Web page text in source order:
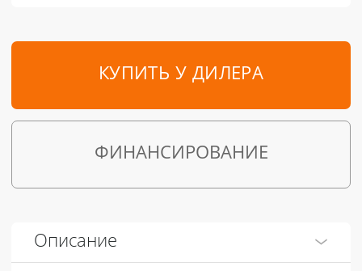
КУПИТЬ У ДИЛЕРА
ФИНАНСИРОВАНИЕ
Описание